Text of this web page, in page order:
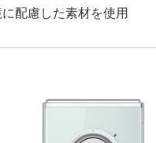
配慮した素材を使用